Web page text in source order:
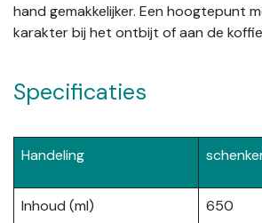
hand gemakkelijker. Een hoogtepunt
karakter bij het ontbijt of aan de
Specificaties
Handeling
Inhoud (ml) 650